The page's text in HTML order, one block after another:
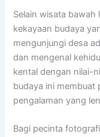
Selain wisata bawah
kekayaan budaya
mengunjungi desa
dan mengenal
kental dengan nilai-
budaya ini membuat
pengalaman yang
Bagi pecinta